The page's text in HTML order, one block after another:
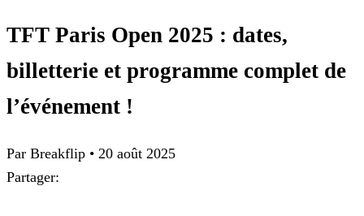
TFT Paris Open 2025 : dates,
billetterie et programme complet de
l’événement !
Par Breakflip • 20 août 2025
Partager: